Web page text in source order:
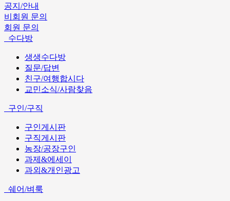
공지/안내
비회원 문의
회원 문의
수다방
생생수다방
질문/답변
친구/여행합시다
교민소식/사람찾음
구인/구직
구인게시판
구직게시판
농장/공장구인
과제&에세이
과외&개인광고
쉐어/벼룩